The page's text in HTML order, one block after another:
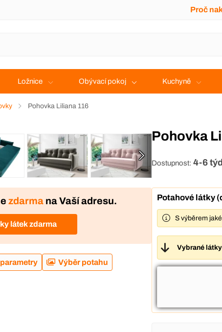
Proč
Ložnice Obývací pokoj Kuchyně
Pohovka Liliana 116
zdarma na Vaší adresu.
látek zdarma
Výběr potahu
Pohovka
Dostupnost: 4-6
Potahové látky
S výběrem
Vybrané